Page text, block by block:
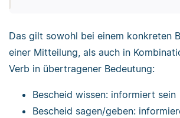
Das gilt sowohl bei einem konkreten
einer Mitteilung, als auch in
Verb in übertragener Bedeutung:
Bescheid wissen: informiert sein
Bescheid sagen/geben: